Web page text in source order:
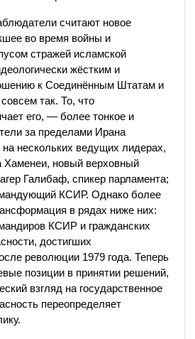
считают новое
во время войны и
стражей исламской
жёстким и
к Соединённым Штатам и
так. То, что
его, — более тонкое и
за пределами Ирана
нескольких ведущих лидерах,
Хаменеи, новый верховный
Галибаф, спикер парламента;
КСИР. Однако более
в рядах ниже них:
КСИР и гражданских
достигших
революции 1979 года. Теперь
позиции в принятии решений,
взгляд на государственное
переопределяет